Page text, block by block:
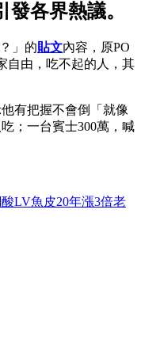
各界熱議。
」的貼文內容，原PO
自由，吃不起的人，其
有把握不會倒「就像
；一台賓士300萬，喊
LV魚皮20年漲3倍老